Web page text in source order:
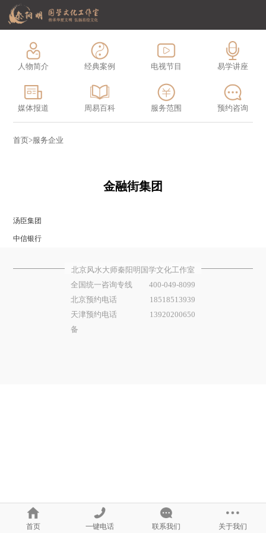
人物简介 经典案例 电视节目 易学讲座
媒体报道 周易百科 服务范围 预约咨询
首页>服务企业
金融街集团
汤臣集团
中信银行
北京风水大师秦阳明国学文化工作室
全国统一咨询专线
400-049-8099
北京预约电话
18518513939
天津预约电话
13920200650
备
首页 一键电话 联系我们 关于我们